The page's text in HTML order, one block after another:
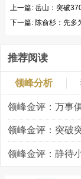
上一篇: 岳山：突破
下一篇: 陈俞杉：先多
推荐阅读
领峰分析
领峰金评：突破